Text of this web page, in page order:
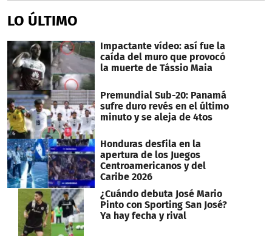
LO ÚLTIMO
Impactante vídeo: así fue la
caída del muro que provocó
la muerte de Tássio Maia
Premundial Sub-20: Panamá
sufre duro revés en el último
minuto y se aleja de 4tos
Honduras desfila en la
apertura de los Juegos
Centroamericanos y del
Caribe 2026
¿Cuándo debuta José Mario
Pinto con Sporting San José?
Ya hay fecha y rival